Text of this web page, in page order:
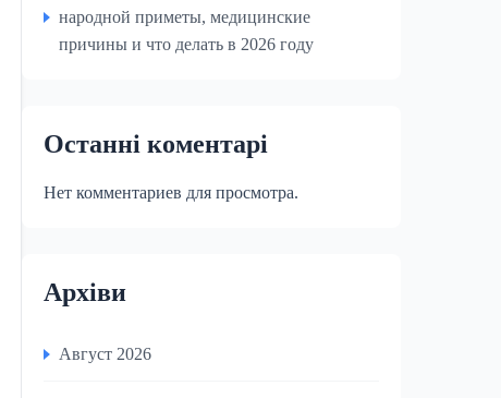
народной приметы, медицинские
причины и что делать в 2026 году
Останні коментарі
Нет комментариев для просмотра.
Архіви
Август 2026